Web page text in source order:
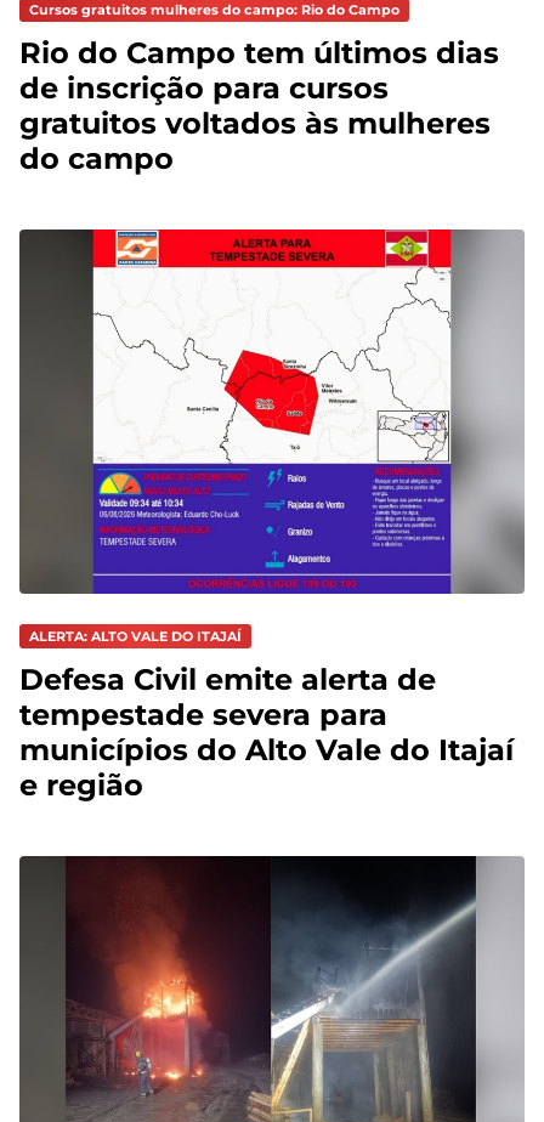
Cursos gratuitos mulheres do campo: Rio do Campo
Rio do Campo tem últimos dias
de inscrição para cursos
gratuitos voltados às mulheres
do campo
ALERTA: ALTO VALE DO ITAJAÍ
Defesa Civil emite alerta de
tempestade severa para
municípios do Alto Vale do Itajaí
e região